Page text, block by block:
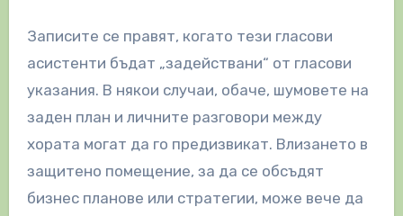
Записите се правят, когато тези гласови
асистенти бъдат „задействани“ от гласови
указания. В някои случаи, обаче, шумовете на
заден план и личните разговори между
хората могат да го предизвикат. Влизането в
защитено помещение, за да се обсъдят
бизнес планове или стратегии, може вече да